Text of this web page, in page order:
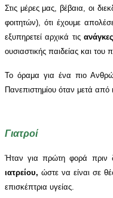
Στις μέρες μας, βέβαια, οι
φοιτητών), ότι έχουμε
εξυπηρετεί αρχικά τις
ουσιαστικής παιδείας και
Το όραμα για ένα πιο
Πανεπιστημίου όταν μετά
Γιατροί
Ήταν για πρώτη φορά πριν
ιατρείου, ώστε να είναι σε
επισκέπτρια υγείας.